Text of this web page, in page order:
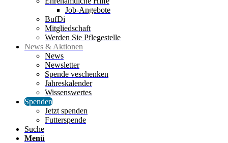
Job-Angebote
BufDi
Mitgliedschaft
Werden Sie Pflegestelle
News & Aktionen
News
Newsletter
Spende veschenken
Jahreskalender
Wissenswertes
Spenden
Jetzt spenden
Futterspende
Suche
Menü